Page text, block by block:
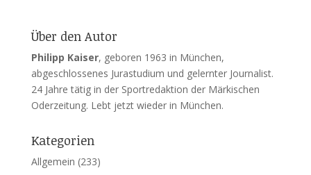
Über den Autor
Philipp Kaiser, geboren 1963 in München,
abgeschlossenes Jurastudium und gelernter Journalist.
24 Jahre tätig in der Sportredaktion der Märkischen
Oderzeitung. Lebt jetzt wieder in München.
Kategorien
Allgemein (233)